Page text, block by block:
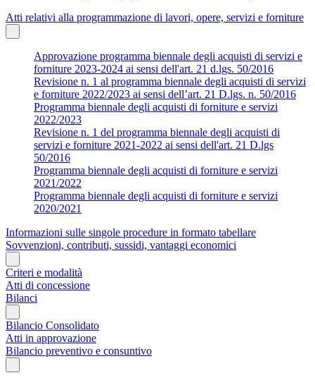
Atti relativi alla programmazione di lavori, opere, servizi e forniture
Approvazione programma biennale degli acquisti di servizi e
forniture 2023-2024 ai sensi dell'art. 21 d.lgs. 50/2016
Revisione n. 1 al programma biennale degli acquisti di servizi
e forniture 2022/2023 ai sensi dell’art. 21 D.lgs. n. 50/2016
Programma biennale degli acquisti di forniture e servizi
2022/2023
Revisione n. 1 del programma biennale degli acquisti di
servizi e forniture 2021-2022 ai sensi dell'art. 21 D.lgs
50/2016
Programma biennale degli acquisti di forniture e servizi
2021/2022
Programma biennale degli acquisti di forniture e servizi
2020/2021
Informazioni sulle singole procedure in formato tabellare
Sovvenzioni, contributi, sussidi, vantaggi economici
Criteri e modalità
Atti di concessione
Bilanci
Bilancio Consolidato
Atti in approvazione
Bilancio preventivo e consuntivo